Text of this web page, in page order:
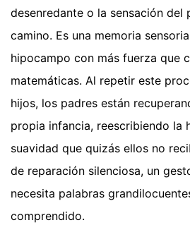
desenredante o la sensación del
camino. Es una memoria
hipocampo con más fuerza que
matemáticas. Al repetir este
hijos, los padres están
propia infancia, reescribiendo la
suavidad que quizás ellos no
de reparación silenciosa, un
necesita palabras
comprendido.